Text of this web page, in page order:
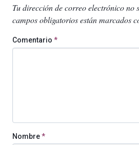
Tu dirección de correo electrónico no
campos obligatorios están marcados
Comentario *
Nombre*